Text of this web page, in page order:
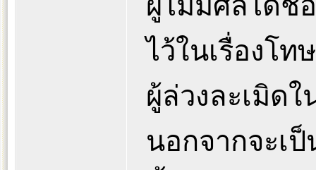
ไว้ในเรื่องโท
ผู้ล่วงละเมิด
นอกจากจะเ